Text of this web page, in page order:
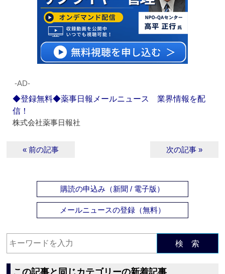
‐AD‐
◆登録無料◆薬事日報メールニュース 業界情報を配
信！
株式会社薬事日報社
« 前の記事 次の記事 »
購読の申込み（新聞 / 電子版）
メールニュースの登録（無料）
検 索